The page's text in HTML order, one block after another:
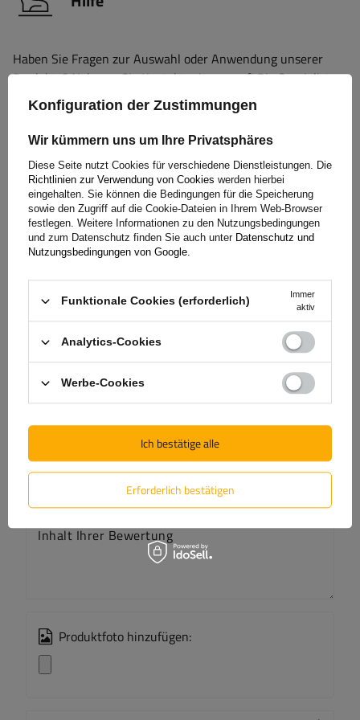
Haben Sie Fragen zur Auswahl oder Anwendung unserer
Produkte? Nehmen Sie Kontakt mit uns auf! Die Spezialisten
von Unitrailer geben Ihnen gerne alle Informationen, die Sie
benötigen.
+49 32213249035 unitrailer@unitrailer.de
Spezifikation
Frage stellen
Bewertung schreiben
Ihre Bewertung:
5/5
Inhalt Ihrer Bewertung
Produktfoto hinzufügen:
Konfiguration der Zustimmungen
Wir kümmern uns um Ihre Privatsphäres
Diese Seite nutzt Cookies für verschiedene Dienstleistungen. Die
Richtlinien zur Verwendung von Cookies werden hierbei
eingehalten. Sie können die Bedingungen für die Speicherung
sowie den Zugriff auf die Cookie-Dateien in Ihrem Web-Browser
festlegen. Weitere Informationen zu den Nutzungsbedingungen
und zum Datenschutz finden Sie auch unter Datenschutz und
Nutzungsbedingungen von Google.
Funktionale Cookies (erforderlich)
Immer
aktiv
Analytics-Cookies
Werbe-Cookies
Erforderlich bestätigen
Ich bestätige alle